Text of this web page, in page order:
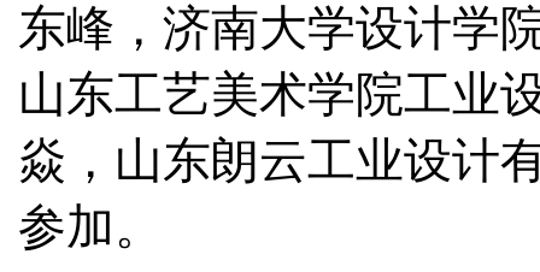
东峰，济南大学设计学
山东工艺美术学院工业
焱，山东朗云工业设计
参加。